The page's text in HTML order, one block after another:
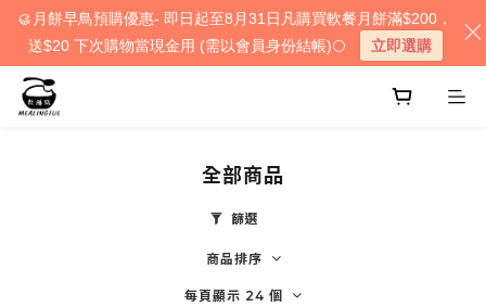
全部商品
篩選
商品排序
每頁顯示 24 個
🥮月餅早鳥預購優惠- 即日起至8月31日凡購買軟餐月餅滿$200，
送$20 下次購物當現金用 (需以會員身份結帳)🌕
立即選購